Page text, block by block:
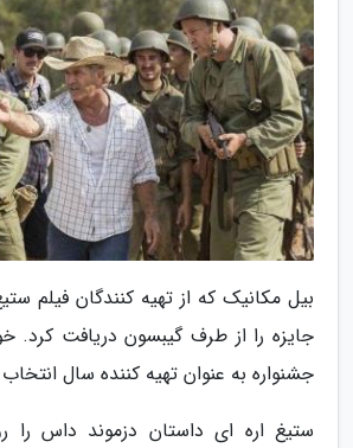
بیل مکانیک که از تهیه کنندگان فیلم
جایزه را از طرف گیبسون دریافت کرد.
جشنواره به عنوان تهیه کننده سال
ستیغ اره ای داستان دزموند داس را